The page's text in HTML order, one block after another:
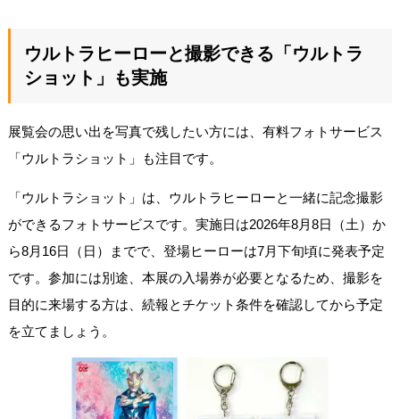
ウルトラヒーローと撮影できる「ウルトラ
ショット」も実施
展覧会の思い出を写真で残したい方には、有料フォトサービス
「ウルトラショット」も注目です。
「ウルトラショット」は、ウルトラヒーローと一緒に記念撮影
ができるフォトサービスです。実施日は2026年8月8日（土）か
ら8月16日（日）までで、登場ヒーローは7月下旬頃に発表予定
です。参加には別途、本展の入場券が必要となるため、撮影を
目的に来場する方は、続報とチケット条件を確認してから予定
を立てましょう。